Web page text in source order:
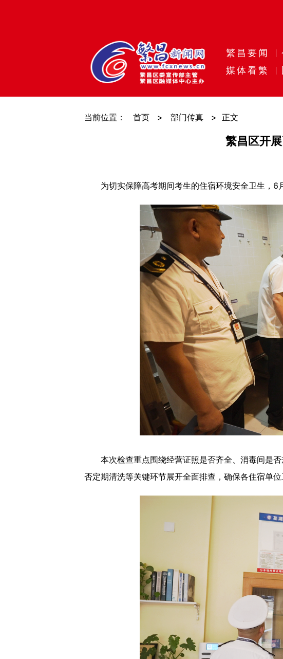
繁昌要闻
媒体看繁
当前位置： 首页 > 部门传真 > 正文
繁昌区开
为切实保障高考期间考生的住宿环境安全卫生，6
本次检查重点围绕经营证照是否齐全、消毒间是否
否定期清洗等关键环节展开全面排查，确保各住宿单